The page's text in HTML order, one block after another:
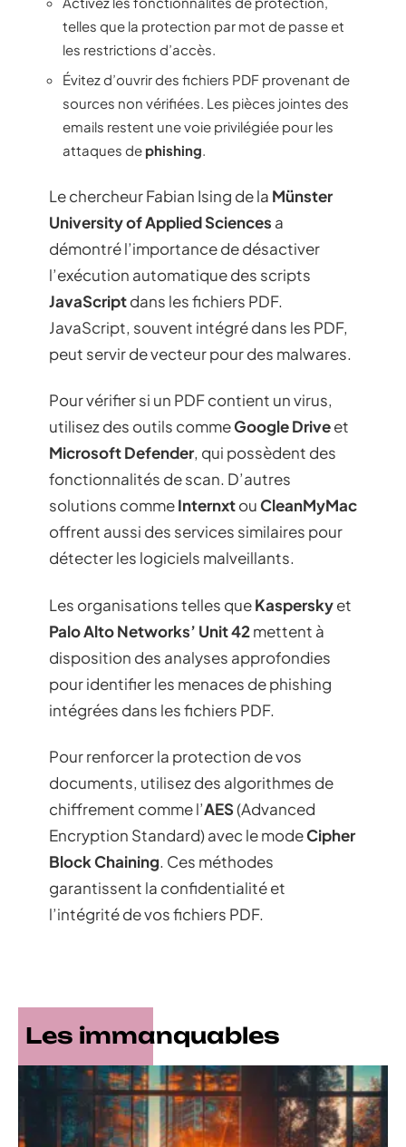
telles que la protection par mot de passe et
les restrictions d’accès.
Évitez d’ouvrir des fichiers PDF provenant de
sources non vérifiées. Les pièces jointes des
emails restent une voie privilégiée pour les
attaques de phishing.
Le chercheur Fabian Ising de la Münster
University of Applied Sciences a
démontré l’importance de désactiver
l’exécution automatique des scripts
JavaScriptdans les fichiers PDF.
JavaScript, souvent intégré dans les PDF,
peut servir de vecteur pour des malwares.
Pour vérifier si un PDF contient un virus,
utilisez des outils commeGoogle Driveet
Microsoft Defender, qui possèdent des
fonctionnalités de scan. D’autres
solutions commeInternxtouCleanMyMac
offrent aussi des services similaires pour
détecter les logiciels malveillants.
Les organisations telles queKasperskyet
Palo Alto Networks’ Unit 42mettent à
disposition des analyses approfondies
pour identifier les menaces de phishing
intégrées dans les fichiers PDF.
Pour renforcer la protection de vos
documents, utilisez des algorithmes de
chiffrement comme l’AES(Advanced
Encryption Standard) avec le modeCipher
Block Chaining. Ces méthodes
garantissent la confidentialité et
l’intégrité de vos fichiers PDF.
Les immanquables